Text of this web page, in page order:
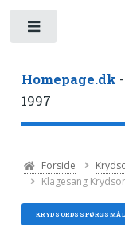
Homepage.dk
1997
Forside
Klagesang